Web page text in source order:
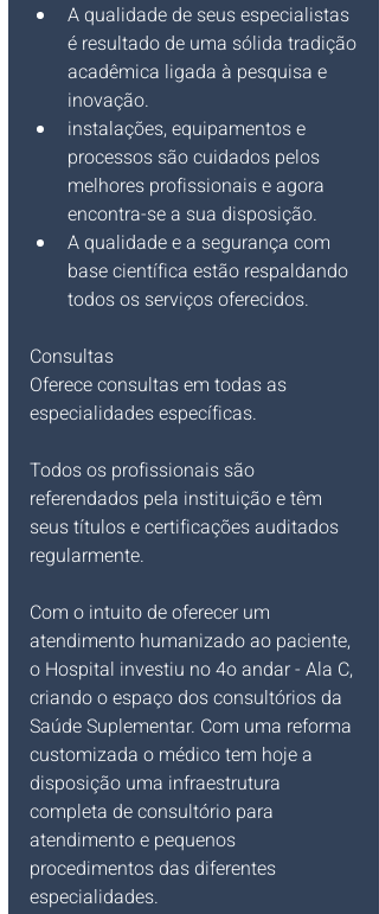
A qualidade de seus especialistas
é resultado de uma sólida tradição
acadêmica ligada à pesquisa e
inovação.
instalações, equipamentos e
processos são cuidados pelos
melhores profissionais e agora
encontra-se a sua disposição.
A qualidade e a segurança com
base científica estão respaldando
todos os serviços oferecidos.
Consultas
Oferece consultas em todas as
especialidades específicas.
Todos os profissionais são
referendados pela instituição e têm
seus títulos e certificações auditados
regularmente.
Com o intuito de oferecer um
atendimento humanizado ao paciente,
o Hospital investiu no 4o andar - Ala C,
criando o espaço dos consultórios da
Saúde Suplementar. Com uma reforma
customizada o médico tem hoje a
disposição uma infraestrutura
completa de consultório para
atendimento e pequenos
procedimentos das diferentes
especialidades.